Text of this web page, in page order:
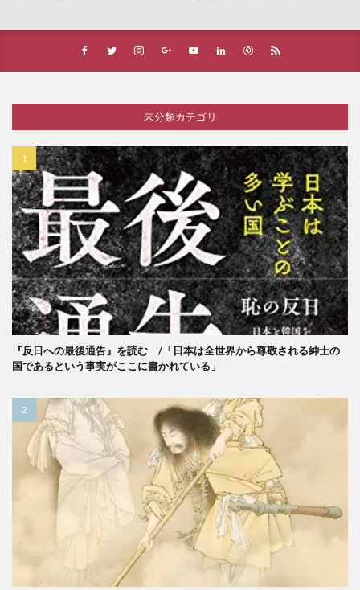
未分類カテゴリ
『反日への最後通告』を読む /「日本は全世界から尊敬される紳士の
国であるという事実がここに書かれている」